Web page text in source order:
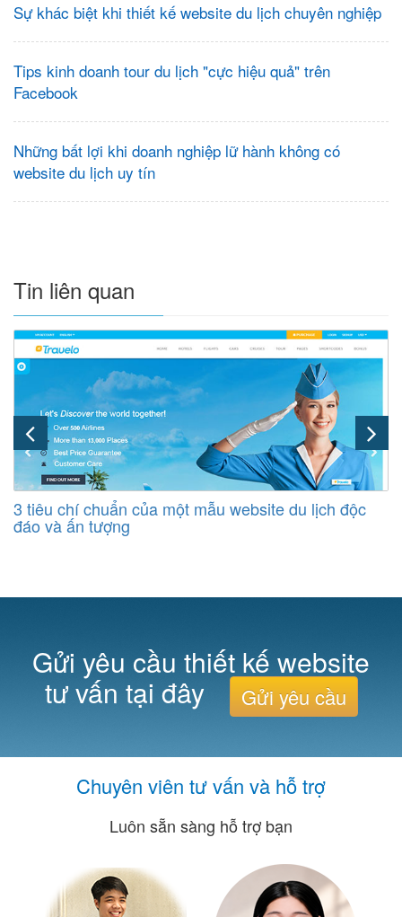
Sự khác biệt khi thiết kế website du lịch chuyên nghiệp
Tips kinh doanh tour du lịch "cực hiệu quả" trên
Facebook
Những bất lợi khi doanh nghiệp lữ hành không có
website du lịch uy tín
Tin liên quan
3 tiêu chí chuẩn của một mẫu website du lịch độc
đáo và ấn tượng
Gửi yêu cầu thiết kế website
tư vấn tại đây Gửi yêu cầu
Chuyên viên tư vấn và hỗ trợ
Luôn sẵn sàng hỗ trợ bạn